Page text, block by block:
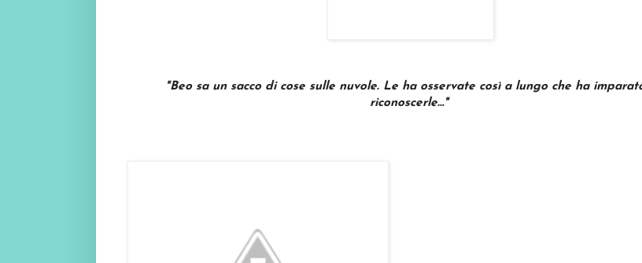
"Beo sa un sacco di cose sulle nuvole. Le ha osservate così a lungo che ha
riconoscerle…"